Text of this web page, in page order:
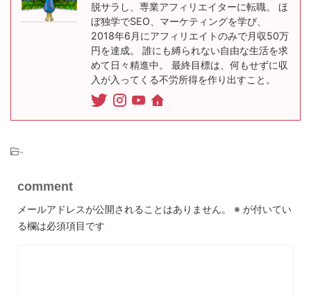
脱サラし、専業アフィリエイターに転職。 ほ
ぼ独学でSEO、マーケティングを学び、
2018年6月にアフィリエイトのみで月収50万
円を達成。 誰にも縛られない自由な生活を求
めて日々精進中。 最終目標は、何もせずに収
入が入ってくる不労所得を作り出すこと。
-
comment
メールアドレスが公開されることはありません。 ※ が付いてい
る欄は必須項目です